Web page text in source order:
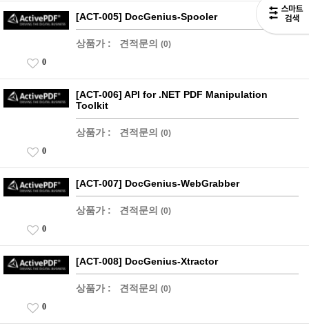
[ACT-005] DocGenius-Spooler
상품가 : 견적문의 (0)
0
[ACT-006] API for .NET PDF Manipulation
Toolkit
상품가 : 견적문의 (0)
0
[ACT-007] DocGenius-WebGrabber
상품가 : 견적문의 (0)
0
[ACT-008] DocGenius-Xtractor
상품가 : 견적문의 (0)
0